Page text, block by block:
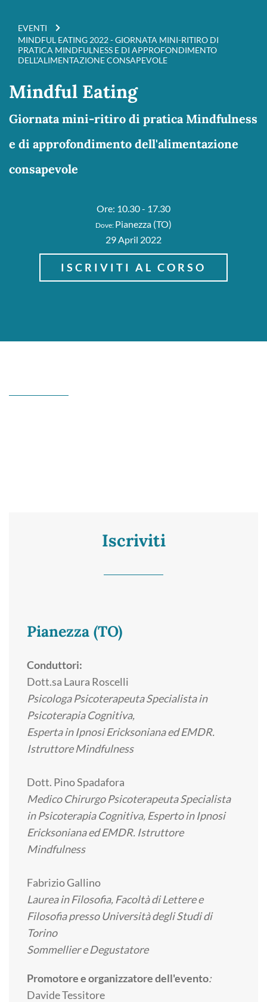
EVENTI
MINDFUL EATING 2022 - GIORNATA MINI-RITIRO DI
PRATICA MINDFULNESS E DI APPROFONDIMENTO
DELL’ALIMENTAZIONE CONSAPEVOLE
Mindful Eating
Giornata mini-ritiro di pratica Mindfulness
e di approfondimento dell'alimentazione
consapevole
Ore: 10.30 - 17.30
Dove: Pianezza (TO)
29 April 2022
ISCRIVITI AL CORSO
Iscriviti
Pianezza (TO)
Conduttori:
Dott.sa Laura Roscelli
Psicologa Psicoterapeuta Specialista in
Psicoterapia Cognitiva,
Esperta in Ipnosi Ericksoniana ed EMDR.
Istruttore Mindfulness
Dott. Pino Spadafora
Medico Chirurgo Psicoterapeuta Specialista
in Psicoterapia Cognitiva, Esperto in Ipnosi
Ericksoniana ed EMDR. Istruttore
Mindfulness
Fabrizio Gallino
Laurea in Filosofia, Facoltà di Lettere e
Filosofia presso Università degli Studi di
Torino
Sommellier e Degustatore
Promotore e organizzatore dell'evento:
Davide Tessitore